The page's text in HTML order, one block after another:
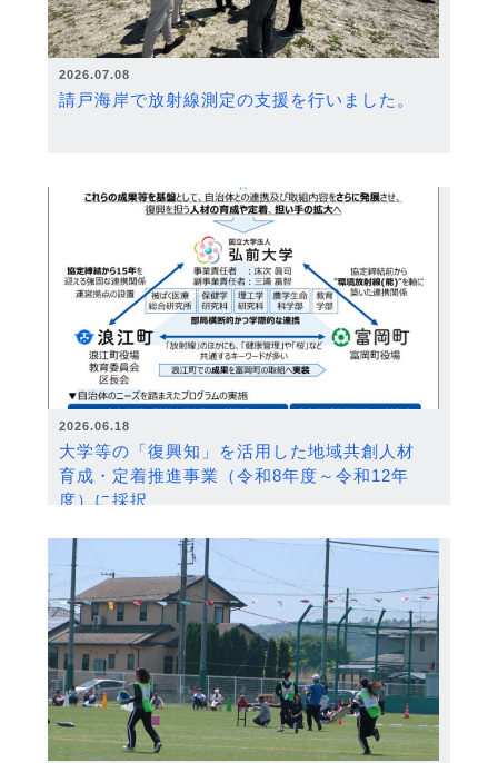
2026.07.08
請戸海岸で放射線測定の支援を行いました。
2026.06.18
大学等の「復興知」を活用した地域共創人材
育成・定着推進事業（令和8年度～令和12年
度）に採択